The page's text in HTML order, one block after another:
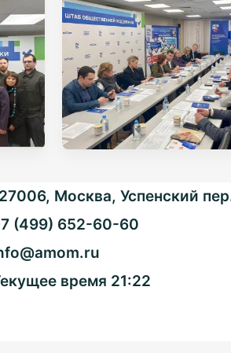
Москва, Успенский
(499) 652-60-60
время 21:22